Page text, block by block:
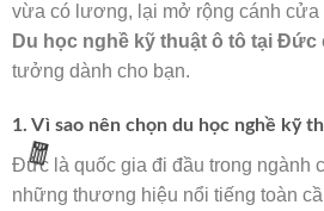
vừa có lương, lại mở rộng cánh
Du học nghề kỹ thuật ô tô tại Đức
tưởng dành cho bạn.
1. Vì sao nên chọn du học nghề kỹ
Đức là quốc gia đi đầu trong ngành
những thương hiệu nổi tiếng toàn